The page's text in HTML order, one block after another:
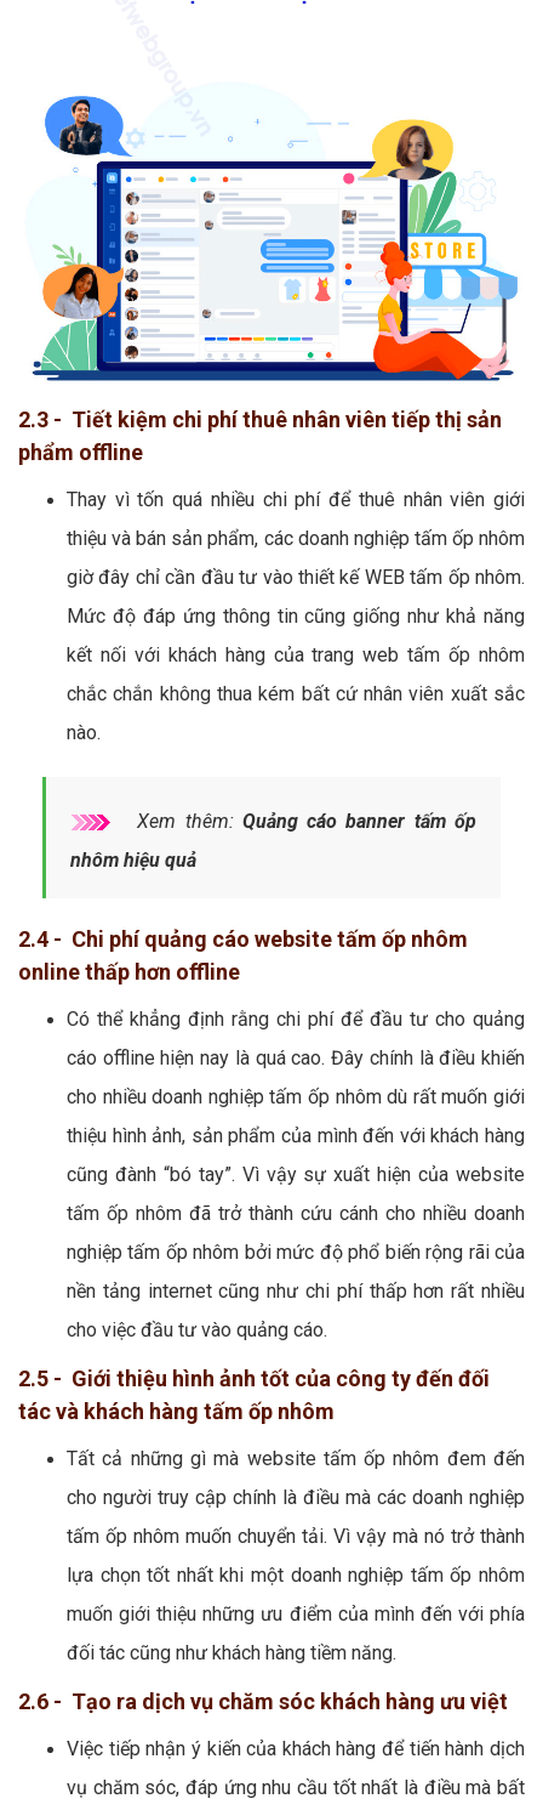
2.3 - Tiết kiệm chi phí thuê nhân viên tiếp thị sản
phẩm offline
Thay vì tốn quá nhiều chi phí để thuê nhân viên giới
thiệu và bán sản phẩm, các doanh nghiệp tấm ốp nhôm
giờ đây chỉ cần đầu tư vào thiết kế WEB tấm ốp nhôm.
Mức độ đáp ứng thông tin cũng giống như khả năng
kết nối với khách hàng của trang web tấm ốp nhôm
chắc chắn không thua kém bất cứ nhân viên xuất sắc
nào.
Xem thêm: Quảng cáo banner tấm ốp
nhôm hiệu quả
2.4 - Chi phí quảng cáo website tấm ốp nhôm
online thấp hơn offline
Có thể khẳng định rằng chi phí để đầu tư cho quảng
cáo offline hiện nay là quá cao. Đây chính là điều khiến
cho nhiều doanh nghiệp tấm ốp nhôm dù rất muốn giới
thiệu hình ảnh, sản phẩm của mình đến với khách hàng
cũng đành “bó tay”. Vì vậy sự xuất hiện của website
tấm ốp nhôm đã trở thành cứu cánh cho nhiều doanh
nghiệp tấm ốp nhôm bởi mức độ phổ biến rộng rãi của
nền tảng internet cũng như chi phí thấp hơn rất nhiều
cho việc đầu tư vào quảng cáo.
2.5 - Giới thiệu hình ảnh tốt của công ty đến đối
tác và khách hàng tấm ốp nhôm
Tất cả những gì mà website tấm ốp nhôm đem đến
cho người truy cập chính là điều mà các doanh nghiệp
tấm ốp nhôm muốn chuyển tải. Vì vậy mà nó trở thành
lựa chọn tốt nhất khi một doanh nghiệp tấm ốp nhôm
muốn giới thiệu những ưu điểm của mình đến với phía
đối tác cũng như khách hàng tiềm năng.
2.6 - Tạo ra dịch vụ chăm sóc khách hàng ưu việt
Việc tiếp nhận ý kiến của khách hàng để tiến hành dịch
vụ chăm sóc, đáp ứng nhu cầu tốt nhất là điều mà bất